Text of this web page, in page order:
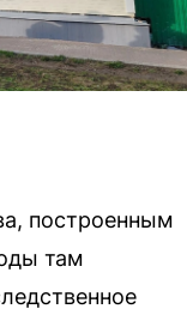
построенным
там